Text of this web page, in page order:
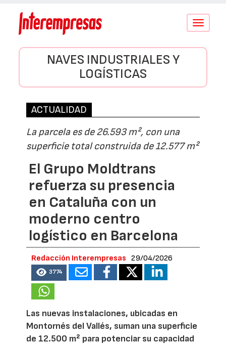
Conmutar
NAVES INDUSTRIALES Y
LOGÍSTICAS
ACTUALIDAD
La parcela es de 26.593 m², con una
superficie total construida de 12.577 m²
El Grupo Moldtrans
refuerza su presencia
en Cataluña con un
moderno centro
logístico en Barcelona
Redacción Interempresas 29/04/2026
3774
Las nuevas instalaciones, ubicadas en
Montornés del Vallés, suman una superficie
de 12.500 m² para potenciar su capacidad